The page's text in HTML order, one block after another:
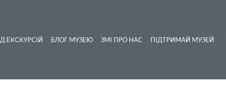
ЕКСКУРСІЙ БЛОГ МУЗЕЮ ЗМІ ПРО НАС ПІДТРИМАЙ МУЗЕЙ